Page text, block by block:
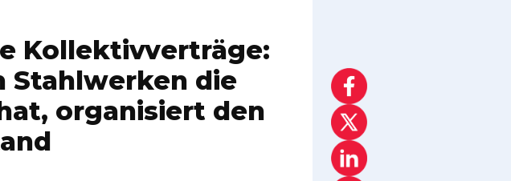
Kollektivverträge:
Stahlwerken die
organisiert den